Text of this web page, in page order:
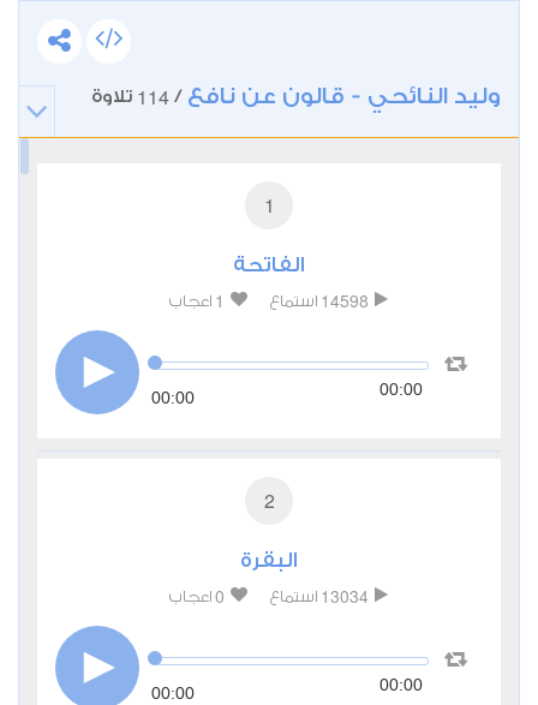
وليد النائحي - قالون عن نافع /
114 تلاوة
1
الفاتحة
14598 استماع 1 اعجاب
00:00 00:00
2
البقرة
13034 استماع 0 اعجاب
00:00 00:00